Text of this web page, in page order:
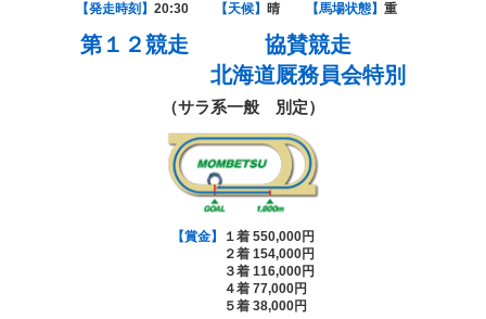
【発走時刻】 20:30 【天候】 晴 【馬場状態】 重
第１２競走
協賛競走
北海道厩務員会特別
（サラ系一般 別定）
【賞金】
１着 550,000円
２着 154,000円
３着 116,000円
４着 77,000円
５着 38,000円